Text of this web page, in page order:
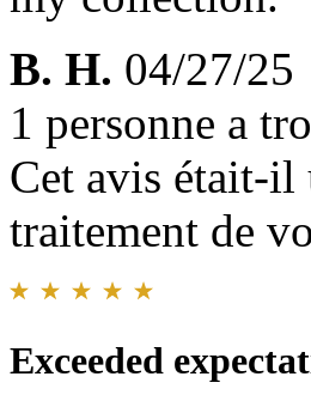
B. H. 04/27/25
1 personne a
Cet avis était-il
traitement de
Exceeded